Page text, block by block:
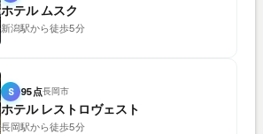
ホテル ムスク
新潟駅から徒歩5分
S 95点長岡市
ホテル レストロヴェスト
長岡駅から徒歩5分